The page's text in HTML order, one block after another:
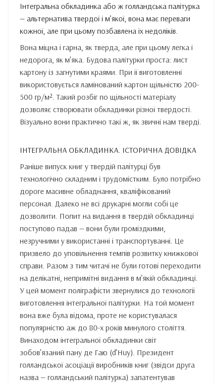
Інтегральна обкладинка або ж голландська палітурка
— альтернатива твердої і м’якої, вона має переваги
кожної, але при цьому позбавлена ​​їх недоліків.
Вона міцна і гарна, як тверда, але при цьому легка і
недорога, як м’яка. Будова палітурки проста: лист
картону із загнутими краями. При її виготовленні
використовується ламінований картон щільністю 200-
500 гр/м². Такий розбіг по щільності матеріалу
дозволяє створювати обкладинки різної твердості.
Візуально вони практично такі ж, як звичні нам тверді.
ІНТЕГРАЛЬНА ОБКЛАДИНКА. ІСТОРИЧНА ДОВІДКА
Раніше випуск книг у твердій палітурці був
технологічно складним і трудомістким. Було потрібно
дороге масивне обладнання, кваліфікований
персонал. Далеко не всі друкарні могли собі це
дозволити. Попит на видання в твердій обкладинці
поступово падав — вони були громіздкими,
незручними у використанні і транспортуванні. Це
призвело до уповільнення темпів розвитку книжкової
справи. Разом з тим читачі не були готові переходити
на делікатні, непримітні видання в м’якій обкладинці.
У цей момент поліграфісти звернулися до технології
виготовлення інтегральної палітурки. На той момент
вона вже була відома, проте не користувалася
популярністю аж до 80-х років минулого століття.
Винаходом інтегральної обкладинки світ
зобов’язаний пану де Гаю (d’Huy). Президент
голландської асоціації виробників книг (звідси друга
назва — голландський палітурка) запатентував